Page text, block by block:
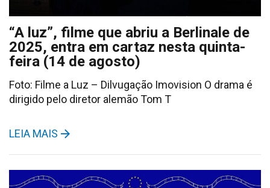
“A luz”, filme que abriu a Berlinale de
2025, entra em cartaz nesta quinta-
feira (14 de agosto)
Foto: Filme a Luz – Dilvugação Imovision O drama é
dirigido pelo diretor alemão Tom T
LEIA MAIS